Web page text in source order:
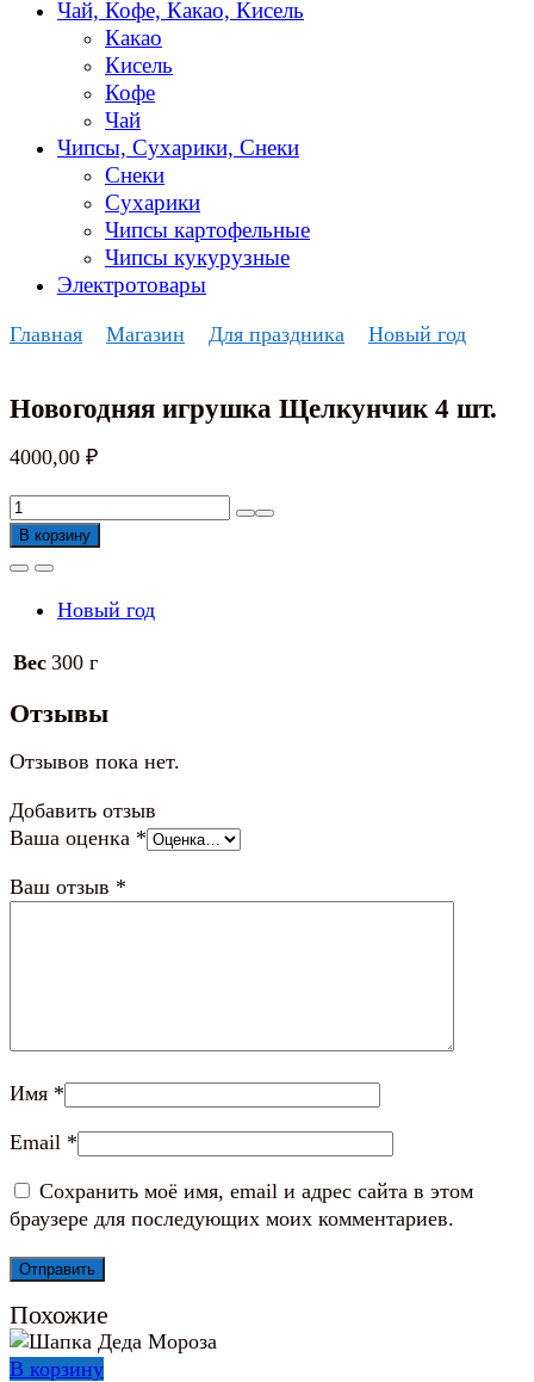
Чай, Кофе, Какао, Кисель
Какао
Кисель
Кофе
Чай
Чипсы, Сухарики, Снеки
Снеки
Сухарики
Чипсы картофельные
Чипсы кукурузные
Электротовары
Главная Магазин Для праздника Новый год
Новогодняя игрушка Щелкунчик 4 шт.
4000,00 ₽
Количество
товара
Новогодняя
Щелкунчик
шт.
В корзину
Новый год
Вес 300 г
Отзывы
Отзывов пока нет.
Добавить отзыв
Ваша оценка *
Ваш отзыв *
Имя *
Email *
Сохранить моё имя, email и адрес сайта в этом
браузере для последующих моих комментариев.
Похожие
В корзину